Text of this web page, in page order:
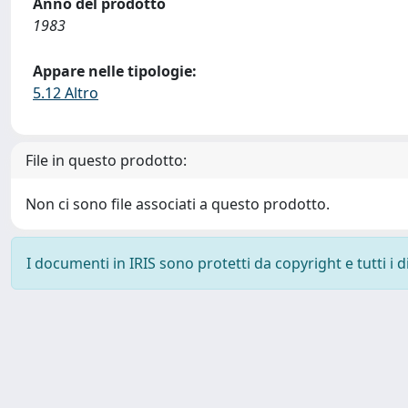
1983
Appare nelle tipologie:
5.12 Altro
File in questo prodotto:
Non ci sono file associati a questo prodotto.
I documenti in IRIS sono protetti da copyright e tutti i